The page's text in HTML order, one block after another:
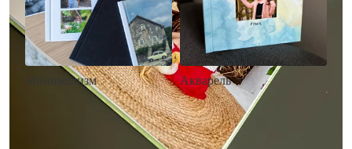
Минимализм
• Загрузка фото и текста
Акварель
• Декор в стиле
акварельных красок
• Выбор цвета фона